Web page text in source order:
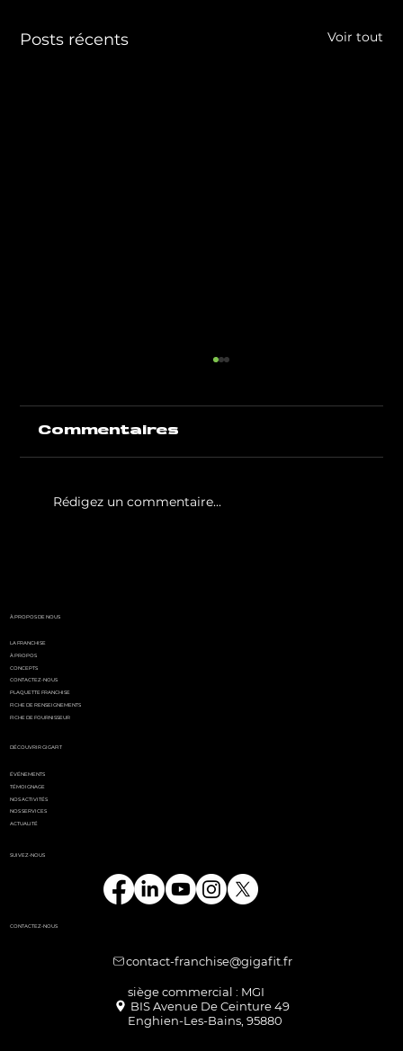
Posts récents Voir tout
Commentaires
Rédigez un commentaire...
DÉCOUVRIR GIGAFIT
ÉVÉNEMENTS
TÉMOIGNAGE
NOS ACTIVITÉS
NOS SERVICES
ACTUALITÉ
CONTACTEZ-NOUS
contact-franchise@gigafit.fr
Enghien-Les-Bains, 95880
À PROPOS DE NOUS
LA FRANCHISE
À PROPOS
CONCEPTS
CONTACTEZ-NOUS
PLAQUETTE FRANCHISE
FICHE DE RENSEIGNEMENTS
FICHE DE FOURNISSEUR
SUIVEZ-NOUS